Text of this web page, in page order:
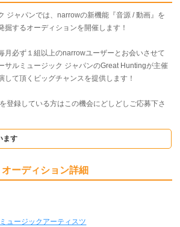
ジャパンでは、narrowの新機能『音源 / 動画』を
掘するオーディションを開催します！
月必ず１組以上のnarrowユーザーとお会いさせて
サルミュージック ジャパンのGreat Huntingが主催
して頂くビッグチャンスを提供します！
登録している方はこの機会にどしどしご応募下さ
ます
オーディション詳細
ュージックアーティスツ